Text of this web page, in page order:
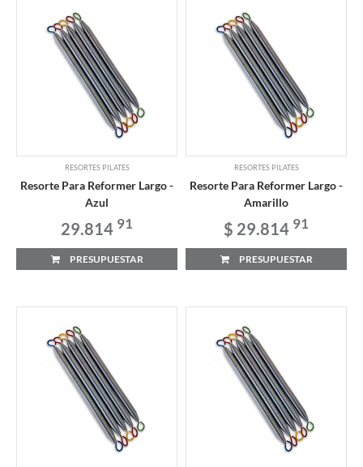
RESORTES PILATES
Resorte Para Reformer Largo -
Azul
29.814 91
PRESUPUESTAR
RESORTES PILATES
Resorte Para Reformer Largo -
Amarillo
$ 29.814 91
PRESUPUESTAR